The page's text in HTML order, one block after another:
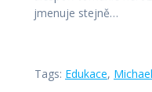
jmenuje stejně…
Tags: Edukace,